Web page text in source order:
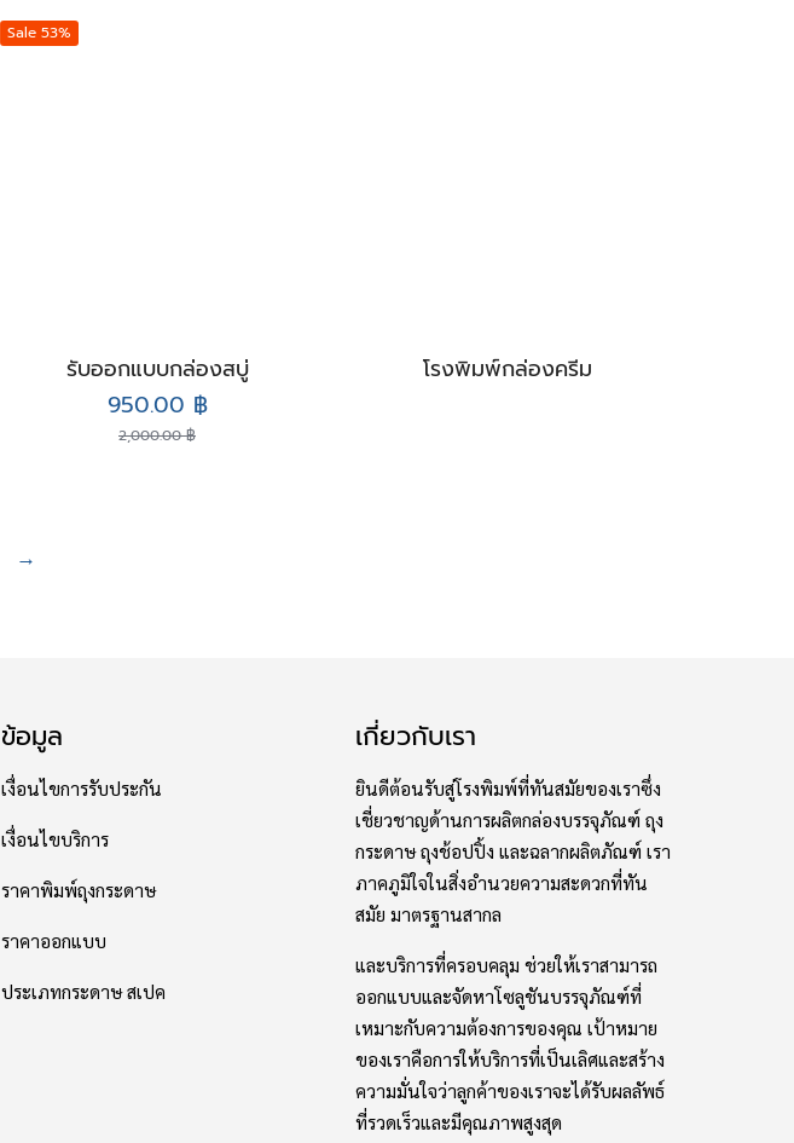
Sale 53%
รับออกแบบกล่องสบู่
2,000.00฿
Original
price
950.00 ฿Current
โรงพิมพ์กล่องครีม
→
ข้อมูล
เงื่อนไขการรับประกัน
เงื่อนไขบริการ
ราคาพิมพ์ถุงกระดาษ
ราคาออกแบบ
ประเภทกระดาษ สเปค
เกี่ยวกับเรา
ยินดีต้อนรับสู่โรงพิมพ์ที่ทันสมัยของเราซึ่ง
เชี่ยวชาญด้านการผลิตกล่องบรรจุภัณฑ์ ถุง
กระดาษ ถุงช้อปปิ้ง และฉลากผลิตภัณฑ์ เรา
ภาคภูมิใจในสิ่งอำนวยความสะดวกที่ทัน
สมัย มาตรฐานสากล
และบริการที่ครอบคลุม ช่วยให้เราสามารถ
ออกแบบและจัดหาโซลูชันบรรจุภัณฑ์ที่
เหมาะกับความต้องการของคุณ เป้าหมาย
ของเราคือการให้บริการที่เป็นเลิศและสร้าง
ความมั่นใจว่าลูกค้าของเราจะได้รับผลลัพธ์
ที่รวดเร็วและมีคุณภาพสูงสุด